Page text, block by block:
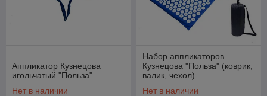
Аппликатор Кузнецова
игольчатый "Польза"
Нет в наличии
Набор аппликаторов
Кузнецова "Польза" (коврик,
валик, чехол)
Нет в наличии